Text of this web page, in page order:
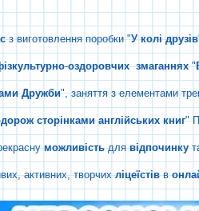
з виготовлення поробки "У колі друзів
-оздоровчих змаганнях"
Дружби", заняття з елементами
сторінками англійських книг"
можливістьдлявідпочинку
активних, творчихліцеїстівв